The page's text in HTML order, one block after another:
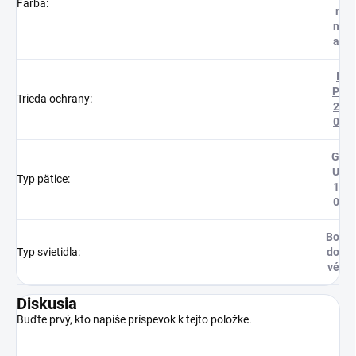
Farba:
r
n
a
Trieda ochrany:
I
P
2
0
Typ pätice:
G
U
1
0
Typ svietidla:
Bo
do
vé
Diskusia
Buďte prvý, kto napíše príspevok k tejto položke.